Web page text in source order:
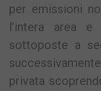
per emissioni
l’intera area
sottoposte a
privata